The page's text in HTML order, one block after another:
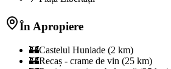
În Apropiere
🏰Castelul Huniade (2 km)
🏰Recaș - crame de vin (25 km)